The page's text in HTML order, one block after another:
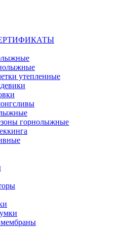
утепленные
горнолыжные
мембраны